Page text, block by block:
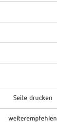
Seite drucken
weiterempfehlen